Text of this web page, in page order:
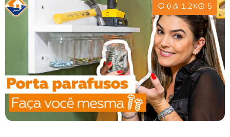
0 1.2K 5